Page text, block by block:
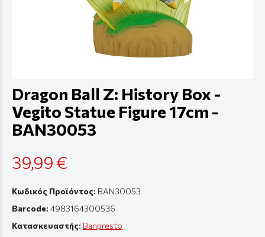
Dragon Ball Z: History Box -
Vegito Statue Figure 17cm -
BAN30053
39,99 €
Κωδικός Προϊόντος: BAN30053
Barcode: 4983164300536
Κατασκευαστής: Banpresto